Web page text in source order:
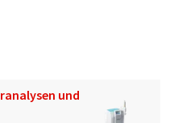
und